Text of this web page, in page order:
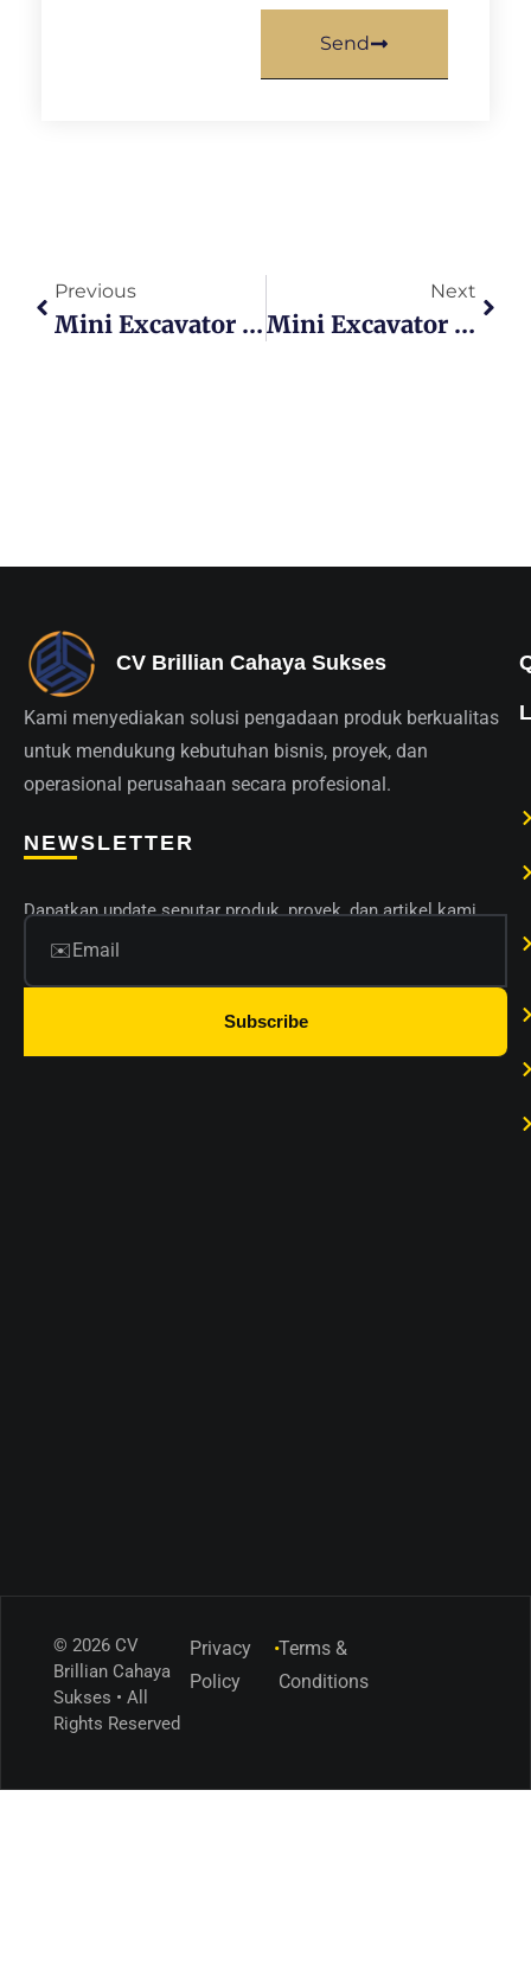
Send
Previous
Mini Excavator Foton Hemat BBM Ini 7 Tips Operasi Jitu Yang Turunkan Biaya Hingga 20 Persen
Next
Mini Excavator Lovol TERBARU Simak 5 Keunggulan Desain Ergonomis Yang Bikin Operator Betah Kerja
CV Brillian Cahaya Sukses
Kami menyediakan solusi pengadaan produk berkualitas
untuk mendukung kebutuhan bisnis, proyek, dan
operasional perusahaan secara profesional.
NEWSLETTER
Dapatkan update seputar produk, proyek, dan artikel kami.
Subscribe
© 2026 CV
Brillian Cahaya
Sukses • All
Rights Reserved
Privacy
Policy
•Terms &
Conditions